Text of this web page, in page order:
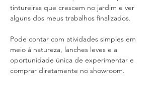
tintureiras que crescem no jardim e ver
alguns dos meus trabalhos finalizados.
Pode contar com atividades simples em
meio à natureza, lanches leves e a
oportunidade única de experimentar e
comprar diretamente no showroom.